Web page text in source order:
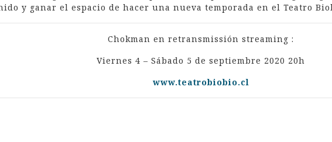
y ganar el espacio de hacer una nueva temporada en el Teatro
Chokman en retransmissión streaming :
Viernes 4 – Sábado 5 de septiembre 2020 20h
www.teatrobiobio.cl